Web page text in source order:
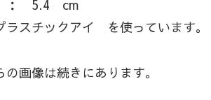
5.4 cm
スチックアイ を使っています。
の画像は続きにあります。